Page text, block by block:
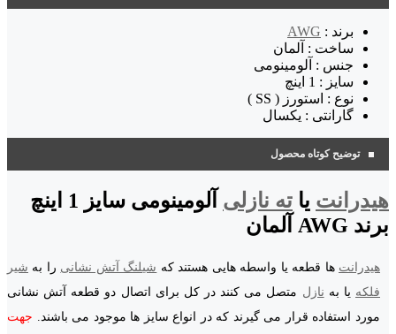
برند : AWG
ساخت : آلمان
جنس : آلومینومی
سایز : 1 اینچ
نوع : استورز ( SS )
گارانتی : یکسال
توضیح کوتاه محصول
هیدرانت یا ته نازلی
آلومینومی سایز 1 اینچ
برند AWG آلمان
هیدرانت ها قطعه یا واسطه هایی هستند که شیلنگ آتش نشانی را به شیر
فلکه یا به نازل متصل می کنند در کل برای اتصال دو قطعه آتش نشانی
مورد استفاده قرار می گیرند که در انواع سایز ها موجود می باشند. جهت